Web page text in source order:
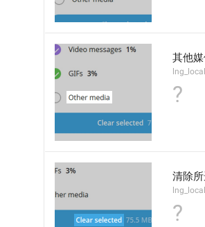
其他
?
清除
?